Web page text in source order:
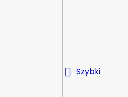
 Szybki